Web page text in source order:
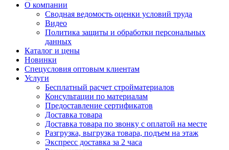
О компании
Сводная ведомость оценки условий труда
Видео
Политика защиты и обработки персональных
данных
Каталог и цены
Новинки
Спецусловия оптовым клиентам
Услуги
Бесплатный расчет стройматериалов
Консультации по материалам
Предоставление сертификатов
Доставка товара
Доставка товара по звонку с оплатой на месте
Разгрузка, выгрузка товара, подъем на этаж
Экспресс доставка за 2 часа